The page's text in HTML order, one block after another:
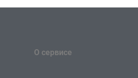
О сервисе